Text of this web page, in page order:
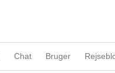
Chat Bruger